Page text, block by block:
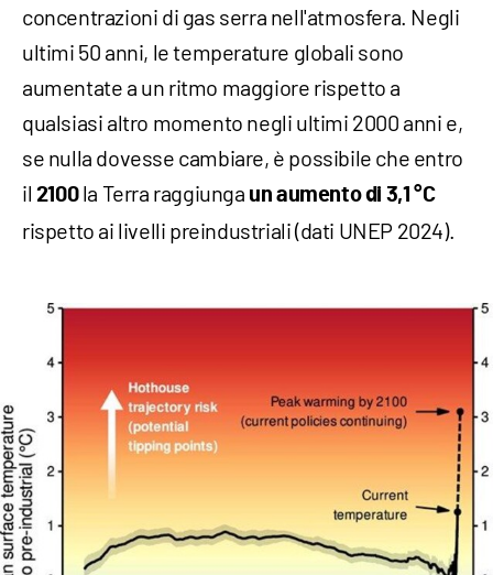
concentrazioni di gas serra nell'atmosfera. Negli
ultimi 50 anni, le temperature globali sono
aumentate a un ritmo maggiore rispetto a
qualsiasi altro momento negli ultimi 2000 anni e,
se nulla dovesse cambiare, è possibile che entro
il 2100la Terra raggiunga un aumento di 3,1 °C
rispetto ai livelli preindustriali (dati UNEP 2024).